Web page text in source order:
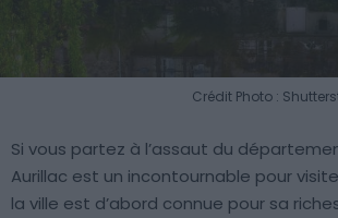
Crédit Photo :
Si vous partez à l’assaut du
Aurillac est un incontournable pour
la ville est d’abord connue pour sa